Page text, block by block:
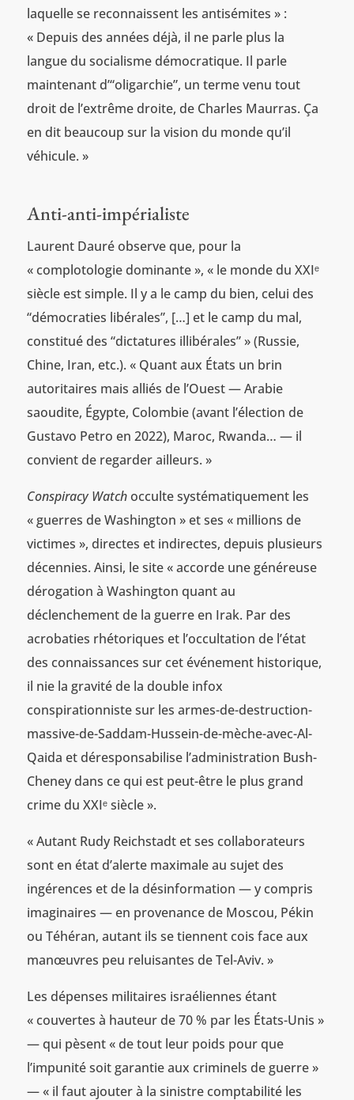
laquelle se reconnaissent les antisémites » :
« Depuis des années déjà, il ne parle plus la
langue du socialisme démocratique. Il parle
maintenant d’“oligarchie”, un terme venu tout
droit de l’extrême droite, de Charles Maurras. Ça
en dit beaucoup sur la vision du monde qu’il
véhicule. »
Anti-anti-impérialiste
Laurent Dauré observe que, pour la
« complotologie dominante », « le monde du XXIᵉ
siècle est simple. Il y a le camp du bien, celui des
“démocraties libérales”, […] et le camp du mal,
constitué des “dictatures illibérales” » (Russie,
Chine, Iran, etc.). « Quant aux États un brin
autoritaires mais alliés de l’Ouest — Arabie
saoudite, Égypte, Colombie (avant l’élection de
Gustavo Petro en 2022), Maroc, Rwanda… — il
convient de regarder ailleurs. »
Conspiracy Watchocculte systématiquement les
« guerres de Washington » et ses « millions de
victimes », directes et indirectes, depuis plusieurs
décennies. Ainsi, le site « accorde une généreuse
dérogation à Washington quant au
déclenchement de la guerre en Irak. Par des
acrobaties rhétoriques et l’occultation de l’état
des connaissances sur cet événement historique,
il nie la gravité de la double infox
conspirationniste sur les armes-de-destruction-
massive-de-Saddam-Hussein-de-mèche-avec-Al-
Qaida et déresponsabilise l’administration Bush-
Cheney dans ce qui est peut-être le plus grand
crime du XXIᵉ siècle ».
« Autant Rudy Reichstadt et ses collaborateurs
sont en état d’alerte maximale au sujet des
ingérences et de la désinformation — y compris
imaginaires — en provenance de Moscou, Pékin
ou Téhéran, autant ils se tiennent cois face aux
manœuvres peu reluisantes de Tel-Aviv. »
Les dépenses militaires israéliennes étant
« couvertes à hauteur de 70 % par les États-Unis »
— qui pèsent « de tout leur poids pour que
l’impunité soit garantie aux criminels de guerre »
— « il faut ajouter à la sinistre comptabilité les